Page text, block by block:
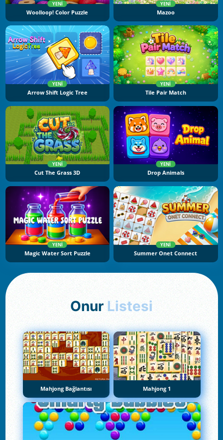
YENI
Woolloop! Color Puzzle
YENI
Mazoo
YENI
Arrow Shift Logic Tree
YENI
Tile Pair Match
YENI
Cut The Grass 3D
YENI
Drop Animals
YENI
Magic Water Sort Puzzle
YENI
Summer Onet Connect
Onur Listesi
Mahjong Bağlantısı Mahjong 1